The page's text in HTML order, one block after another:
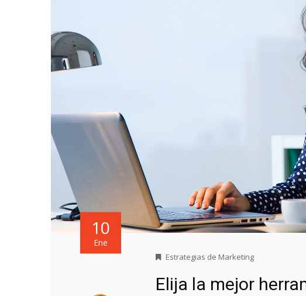
10
Ene
Estrategias de Marketing
Elija la mejor